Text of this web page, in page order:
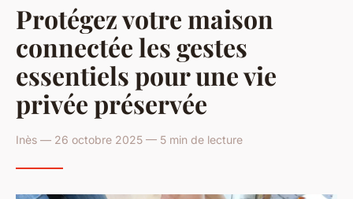
Protégez votre maison
connectée les gestes
essentiels pour une vie
privée préservée
Inès — 26 octobre 2025 — 5 min de lecture